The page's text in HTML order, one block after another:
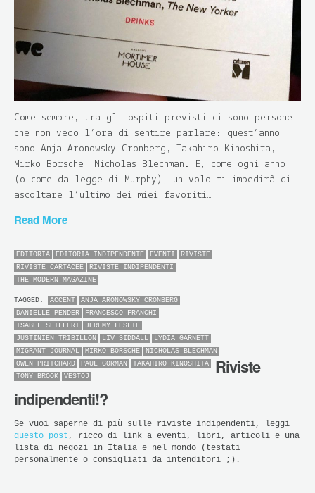
Come sempre, tra gli ospiti previsti ci sono persone
che non vedo l’ora di sentire parlare: quest’anno
sono Anja Aronowsky Cronberg, Takahiro Kinoshita,
Mirko Borsche, Nicholas Blechman. E, come ogni anno
(o come da legge di Murphy), un volo mi impedirà di
ascoltare l’ultimo dei miei favoriti…
Read More
EDITORIA EDITORIA INDIPENDENTE EVENTI
RIVISTE
RIVISTE CARTACEE
RIVISTE INDIPENDENTI
THE MODERN MAGAZINE
TAGGED: ACCENT
ANJA ARONOWSKY CRONBERG
DANIELLE PENDER
FRANCESCO FRANCHI
ISABEL SEIFFERT
JEREMY LESLIE
JUSTINIEN TRIBILLON
LIV SIDDALL
LYDIA GARNETT
MIGRANT JOURNAL
MIRKO BORSCHE
NICHOLAS BLECHMAN
OWEN PRITCHARD
PAUL GORMAN
TAKAHIRO KINOSHITA
TONY BROOK
VESTOJ
Riviste
indipendenti!?
Se vuoi saperne di più sulle riviste indipendenti, leggi
questo post , ricco di link a eventi, libri, articoli e una
lista di negozi in Italia e nel mondo (testati
personalmente o consigliati da intenditori ;).